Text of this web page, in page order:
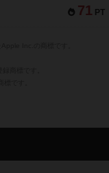
71 PT